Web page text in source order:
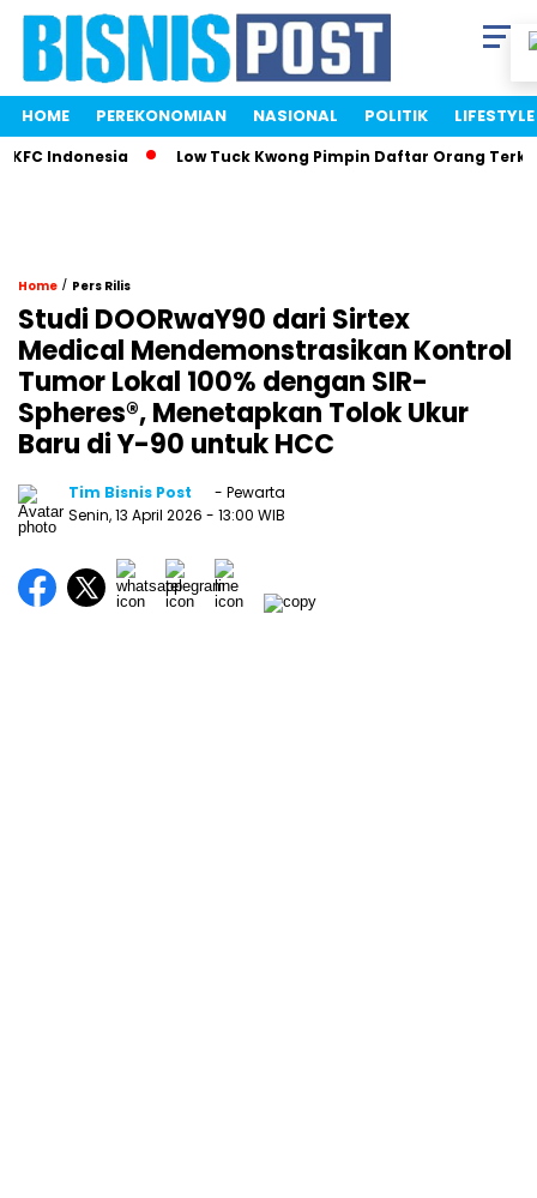
HOME PEREKONOMIAN NASIONAL POLITIK LIFESTYLE
Indonesia Low Tuck Kwong Pimpin Daftar Orang Terkaya
Home / Pers Rilis
Studi DOORwaY90 dari Sirtex
Medical Mendemonstrasikan Kontrol
Tumor Lokal 100% dengan SIR-
Spheres®, Menetapkan Tolok Ukur
Baru di Y-90 untuk HCC
Tim Bisnis Post
- Pewarta
Senin, 13 April 2026 - 13:00 WIB